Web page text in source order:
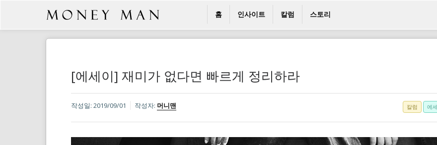
홈 인사이트 칼럼 스토리
[에세이] 재미가 없다면 빠르게 정리하라
작성일: 2019/09/01 작성자: 머니맨 에
칼럼